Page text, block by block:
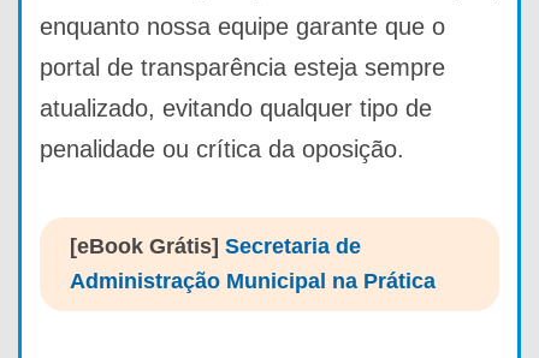
enquanto nossa equipe garante que o
portal de transparência esteja sempre
atualizado, evitando qualquer tipo de
penalidade ou crítica da oposição.
[eBook Grátis] Secretaria de
Administração Municipal na Prática